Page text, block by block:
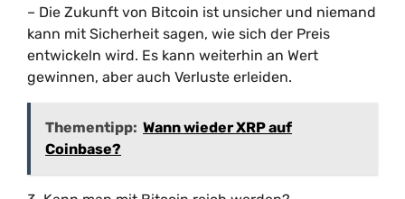
– Die Zukunft von Bitcoin ist unsicher und niemand
kann mit Sicherheit sagen, wie sich der Preis
entwickeln wird. Es kann weiterhin an Wert
gewinnen, aber auch Verluste erleiden.
Thementipp: Wann wieder XRP auf
Coinbase?